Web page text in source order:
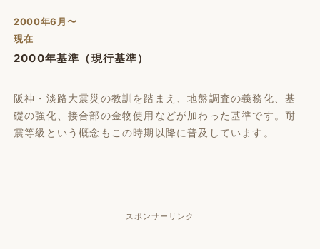
2000年6月〜
現在
2000年基準（現行基準）
阪神・淡路大震災の教訓を踏まえ、地盤調査の義務化、基
礎の強化、接合部の金物使用などが加わった基準です。耐
震等級という概念もこの時期以降に普及しています。